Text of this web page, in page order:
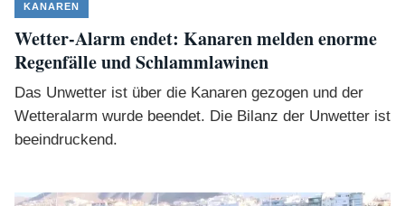
KANAREN
Wetter-Alarm endet: Kanaren melden enorme
Regenfälle und Schlammlawinen
Das Unwetter ist über die Kanaren gezogen und der
Wetteralarm wurde beendet. Die Bilanz der Unwetter ist
beeindruckend.